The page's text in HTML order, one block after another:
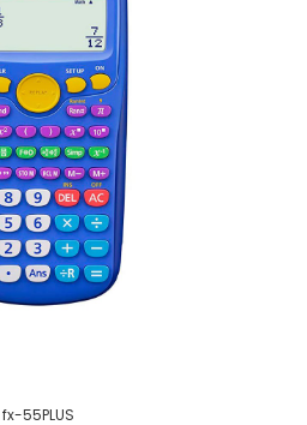
fx-55PLUS